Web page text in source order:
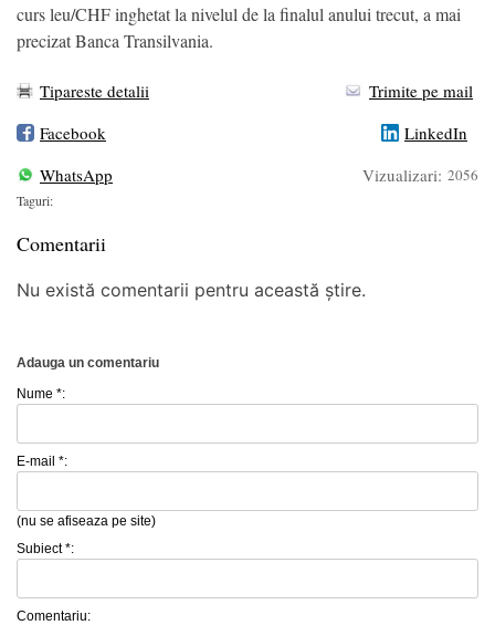
curs leu/CHF inghetat la nivelul de la finalul anului trecut, a mai
precizat Banca Transilvania.
Tipareste detalii
Trimite pe mail
Facebook
LinkedIn
WhatsApp
Vizualizari: 2056
Taguri:
Comentarii
Nu există comentarii pentru această știre.
Adauga un comentariu
Nume *:
E-mail *:
(nu se afiseaza pe site)
Subiect *:
Comentariu: